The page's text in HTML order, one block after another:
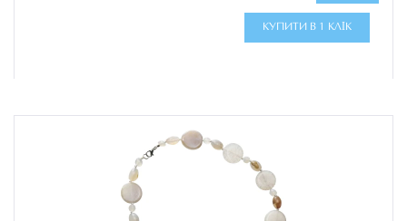
КУПИТИ В 1 КЛІК